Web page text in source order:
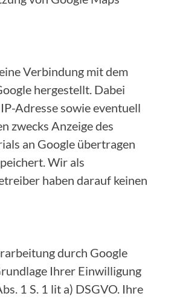
Verbindung mit dem
hergestellt. Dabei
Adresse sowie eventuell
zwecks Anzeige des
an Google übertragen
Wir als
haben darauf keinen
durch Google
Ihrer Einwilligung
1 S. 1 lit a) DSGVO. Ihre